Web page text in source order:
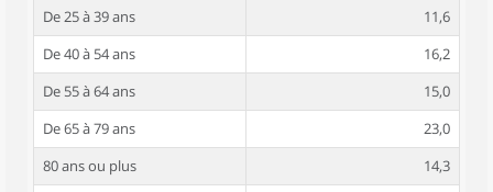
De 25 à 39 ans
11,6
De 40 à 54 ans
16,2
De 55 à 64 ans
15,0
De 65 à 79 ans
23,0
80 ans ou plus
14,3